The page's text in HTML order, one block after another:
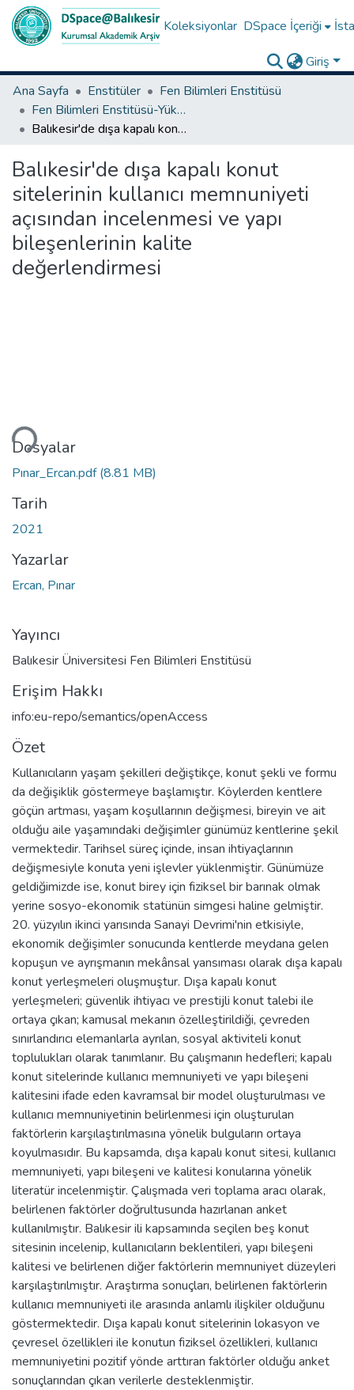
Koleksiyonlar DSpace İçeriği
Giriş
Ana Sayfa
Enstitüler
Fen Bilimleri Enstitüsü
Fen Bilimleri Enstitüsü-Yüksek Lisans Tezleri
Balıkesir'de dışa kapalı konut sitelerinin kullanıcı memnuniyeti açısından incelenmesi ve yapı bileşenlerinin kalite değerlendirmesi
Balıkesir'de dışa kapalı konut
sitelerinin kullanıcı memnuniyeti
açısından incelenmesi ve yapı
bileşenlerinin kalite
değerlendirmesi
Dosyalar
Pınar_Ercan.pdf(8.81 MB)
Tarih
2021
Yazarlar
Ercan, Pınar
Yayıncı
Balıkesir Üniversitesi Fen Bilimleri Enstitüsü
Erişim Hakkı
info:eu-repo/semantics/openAccess
Özet
Kullanıcıların yaşam şekilleri değiştikçe, konut şekli ve formu
da değişiklik göstermeye başlamıştır. Köylerden kentlere
göçün artması, yaşam koşullarının değişmesi, bireyin ve ait
olduğu aile yaşamındaki değişimler günümüz kentlerine şekil
vermektedir. Tarihsel süreç içinde, insan ihtiyaçlarının
değişmesiyle konuta yeni işlevler yüklenmiştir. Günümüze
geldiğimizde ise, konut birey için fiziksel bir barınak olmak
yerine sosyo-ekonomik statünün simgesi haline gelmiştir.
20. yüzyılın ikinci yarısında Sanayi Devrimi'nin etkisiyle,
ekonomik değişimler sonucunda kentlerde meydana gelen
kopuşun ve ayrışmanın mekânsal yansıması olarak dışa kapalı
konut yerleşmeleri oluşmuştur. Dışa kapalı konut
yerleşmeleri; güvenlik ihtiyacı ve prestijli konut talebi ile
ortaya çıkan; kamusal mekanın özelleştirildiği, çevreden
sınırlandırıcı elemanlarla ayrılan, sosyal aktiviteli konut
toplulukları olarak tanımlanır. Bu çalışmanın hedefleri; kapalı
konut sitelerinde kullanıcı memnuniyeti ve yapı bileşeni
kalitesini ifade eden kavramsal bir model oluşturulması ve
kullanıcı memnuniyetinin belirlenmesi için oluşturulan
faktörlerin karşılaştırılmasına yönelik bulguların ortaya
koyulmasıdır. Bu kapsamda, dışa kapalı konut sitesi, kullanıcı
memnuniyeti, yapı bileşeni ve kalitesi konularına yönelik
literatür incelenmiştir. Çalışmada veri toplama aracı olarak,
belirlenen faktörler doğrultusunda hazırlanan anket
kullanılmıştır. Balıkesir ili kapsamında seçilen beş konut
sitesinin incelenip, kullanıcıların beklentileri, yapı bileşeni
kalitesi ve belirlenen diğer faktörlerin memnuniyet düzeyleri
karşılaştırılmıştır. Araştırma sonuçları, belirlenen faktörlerin
kullanıcı memnuniyeti ile arasında anlamlı ilişkiler olduğunu
göstermektedir. Dışa kapalı konut sitelerinin lokasyon ve
çevresel özellikleri ile konutun fiziksel özellikleri, kullanıcı
memnuniyetini pozitif yönde arttıran faktörler olduğu anket
sonuçlarından çıkan verilerle desteklenmiştir.